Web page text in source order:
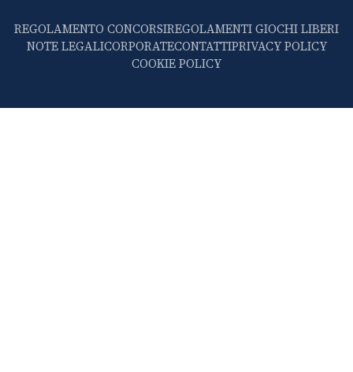
REGOLAMENTO CONCORSIREGOLAMENTI GIOCHI LIBERI
NOTE LEGALICORPORATECONTATTIPRIVACY POLICY
COOKIE POLICY